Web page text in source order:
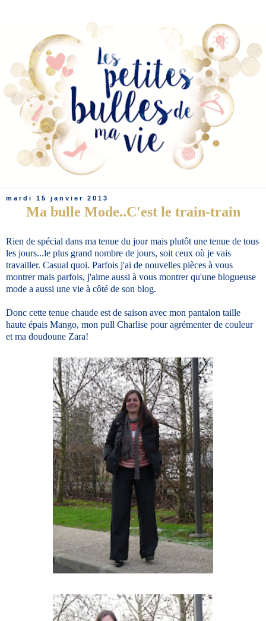
mardi 15 janvier 2013
Ma bulle Mode..C'est le train-train
Rien de spécial dans ma tenue du jour mais plutôt une tenue de tous
les jours...le plus grand nombre de jours, soit ceux où je vais
travailler. Casual quoi. Parfois j'ai de nouvelles pièces à vous
montrer mais parfois, j'aime aussi à vous montrer qu'une blogueuse
mode a aussi une vie à côté de son blog.
Donc cette tenue chaude est de saison avec mon pantalon taille
haute épais Mango, mon pull Charlise pour agrémenter de couleur
et ma doudoune Zara!